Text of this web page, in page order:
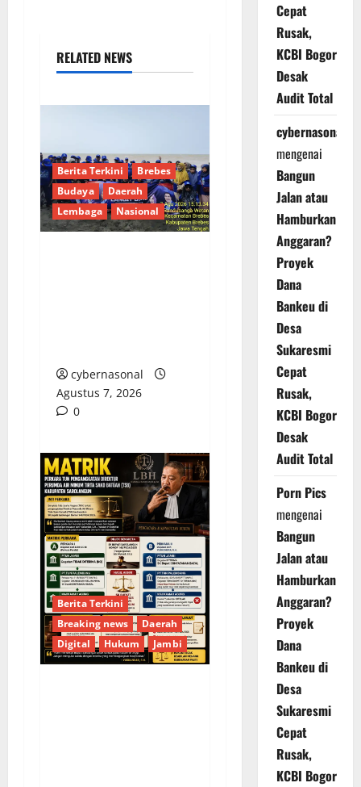
RELATED NEWS
Berita Terkini
Brebes
Budaya
Daerah
Lembaga
Nasional
cybernasonal
Agustus 7, 2026
0
Berita Terkini
Breaking news
Daerah
Digital
Hukum Jambi
Cepat
Rusak,
KCBI Bogor
Desak
Audit Total
cybernasonal
mengenai
Bangun
Jalan atau
Hamburkan
Anggaran?
Proyek
Dana
Bankeu di
Desa
Sukaresmi
Cepat
Rusak,
KCBI Bogor
Desak
Audit Total
Porn Pics
mengenai
Bangun
Jalan atau
Hamburkan
Anggaran?
Proyek
Dana
Bankeu di
Desa
Sukaresmi
Cepat
Rusak,
KCBI Bogor